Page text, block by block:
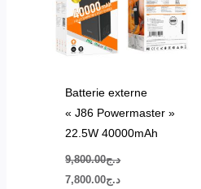
Batterie externe
« J86 Powermaster »
22.5W 40000mAh
د.ج9,800.00
د.ج7,800.00